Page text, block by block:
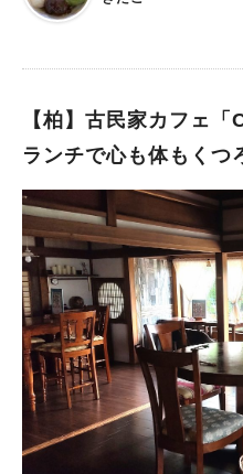
【柏】古民家カフェ
ランチで心も体もくつ